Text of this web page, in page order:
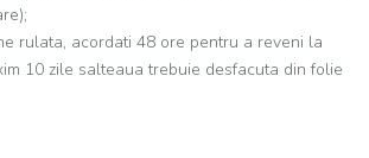
rulata, acordati 48 ore pentru a reveni la
10 zile salteaua trebuie desfacuta din folie